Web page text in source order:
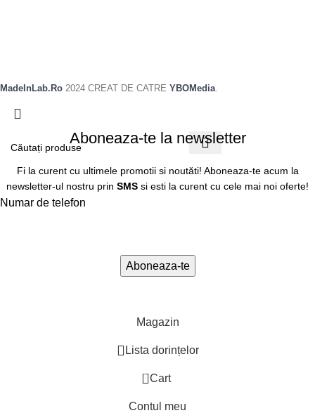
MadeInLab.Ro 2024 CREAT DE CATRE YBOMedia.
Aboneaza-te la newsletter
Fi la curent cu ultimele promotii si noutăti! Aboneaza-te acum la
newsletter-ul nostru prin SMS si esti la curent cu cele mai noi oferte!
Numar de telefon
Magazin
Lista dorințelor
0 Cart
Contul meu